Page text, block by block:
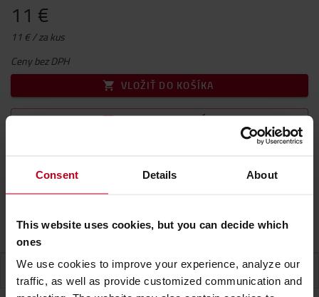
Consent Details About
This website uses cookies, but you can decide which
ones
We use cookies to improve your experience, analyze our
traffic, as well as provide customized communication and
11 €
11 € / za kus
Ceny bez DPH
VLOŽIŤ DO KOŠÍKA
KONTAKTUJTE NÁS
objednávku
Dodacia lehota na vyžiadanie
Záruka
ŠPECIFIKÁCIA